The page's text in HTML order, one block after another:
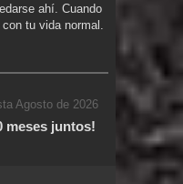
ahí. Cuando
tu vida normal.
Agosto de 2026
meses juntos!